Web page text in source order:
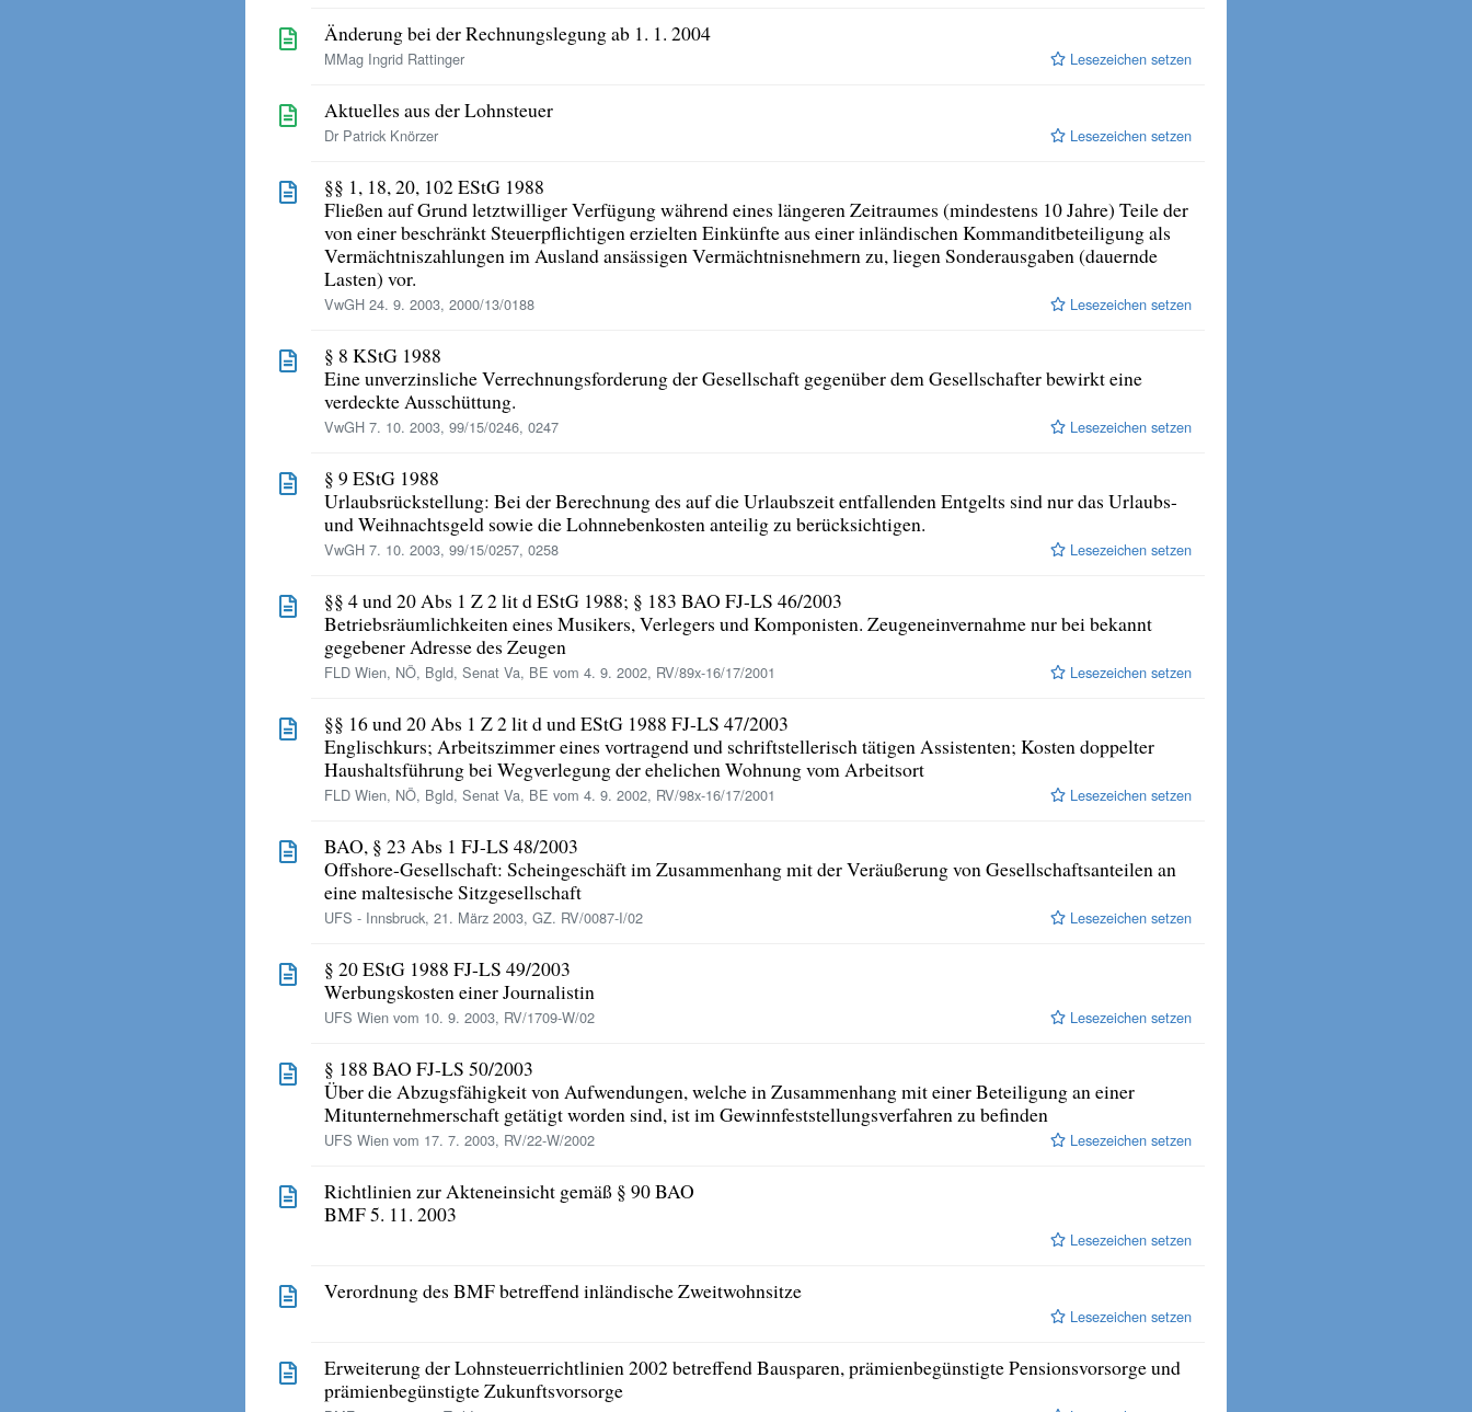
Änderung bei der Rechnungslegung ab 1. 1. 2004
MMag Ingrid Rattinger Lesezeichen setzen
Aktuelles aus der Lohnsteuer
Dr Patrick Knörzer Lesezeichen setzen
§§ 1, 18, 20, 102 EStG 1988
Fließen auf Grund letztwilliger Verfügung während eines längeren Zeitraumes (mindestens 10 Jahre) Teile der
von einer beschränkt Steuerpflichtigen erzielten Einkünfte aus einer inländischen Kommanditbeteiligung als
Vermächtniszahlungen im Ausland ansässigen Vermächtnisnehmern zu, liegen Sonderausgaben (dauernde
Lasten) vor.
VwGH 24. 9. 2003, 2000/13/0188 Lesezeichen setzen
§ 8 KStG 1988
Eine unverzinsliche Verrechnungsforderung der Gesellschaft gegenüber dem Gesellschafter bewirkt eine
verdeckte Ausschüttung.
VwGH 7. 10. 2003, 99/15/0246, 0247 Lesezeichen setzen
§ 9 EStG 1988
Urlaubsrückstellung: Bei der Berechnung des auf die Urlaubszeit entfallenden Entgelts sind nur das Urlaubs-
und Weihnachtsgeld sowie die Lohnnebenkosten anteilig zu berücksichtigen.
VwGH 7. 10. 2003, 99/15/0257, 0258 Lesezeichen setzen
§§ 4 und 20 Abs 1 Z 2 lit d EStG 1988; § 183 BAO FJ-LS 46/2003
Betriebsräumlichkeiten eines Musikers, Verlegers und Komponisten. Zeugeneinvernahme nur bei bekannt
gegebener Adresse des Zeugen
FLD Wien, NÖ, Bgld, Senat Va, BE vom 4. 9. 2002, RV/89x-16/17/2001 Lesezeichen setzen
§§ 16 und 20 Abs 1 Z 2 lit d und EStG 1988 FJ-LS 47/2003
Englischkurs; Arbeitszimmer eines vortragend und schriftstellerisch tätigen Assistenten; Kosten doppelter
Haushaltsführung bei Wegverlegung der ehelichen Wohnung vom Arbeitsort
FLD Wien, NÖ, Bgld, Senat Va, BE vom 4. 9. 2002, RV/98x-16/17/2001 Lesezeichen setzen
BAO, § 23 Abs 1 FJ-LS 48/2003
Offshore-Gesellschaft: Scheingeschäft im Zusammenhang mit der Veräußerung von Gesellschaftsanteilen an
eine maltesische Sitzgesellschaft
UFS - Innsbruck, 21. März 2003, GZ. RV/0087-I/02 Lesezeichen setzen
§ 20 EStG 1988 FJ-LS 49/2003
Werbungskosten einer Journalistin
UFS Wien vom 10. 9. 2003, RV/1709-W/02 Lesezeichen setzen
§ 188 BAO FJ-LS 50/2003
Über die Abzugsfähigkeit von Aufwendungen, welche in Zusammenhang mit einer Beteiligung an einer
Mitunternehmerschaft getätigt worden sind, ist im Gewinnfeststellungsverfahren zu befinden
UFS Wien vom 17. 7. 2003, RV/22-W/2002 Lesezeichen setzen
Richtlinien zur Akteneinsicht gemäß § 90 BAO
BMF 5. 11. 2003
Lesezeichen setzen
Verordnung des BMF betreffend inländische Zweitwohnsitze
Lesezeichen setzen
Erweiterung der Lohnsteuerrichtlinien 2002 betreffend Bausparen, prämienbegünstigte Pensionsvorsorge und
prämienbegünstigte Zukunftsvorsorge